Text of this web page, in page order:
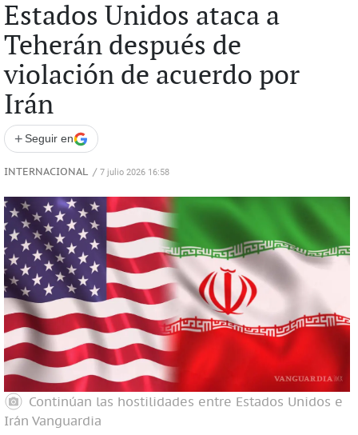
Estados Unidos ataca a
Teherán después de
violación de acuerdo por
Irán
+ Seguir en
INTERNACIONAL / 7 julio 2026 16:58
Continúan las hostilidades entre Estados Unidos e
Irán Vanguardia